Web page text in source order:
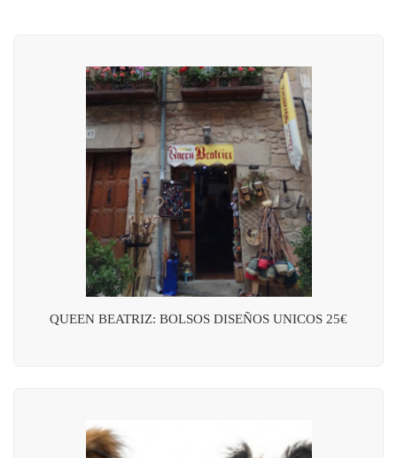
QUEEN BEATRIZ: BOLSOS DISEÑOS UNICOS 25€